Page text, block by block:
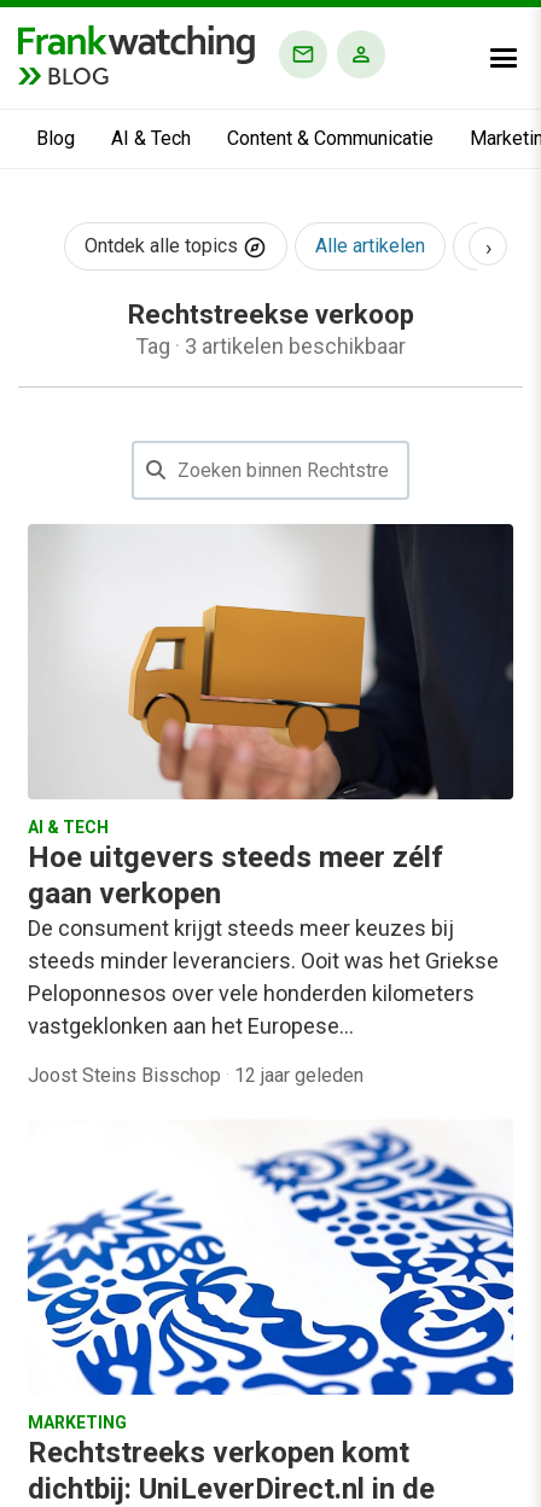
BLOG
Blog AI & Tech Content & Communicatie
Ontdek alle topics Alle artikelen AI &
›
Rechtstreekse verkoop
Tag · 3 artikelen beschikbaar
AI & TECH
Hoe uitgevers steeds meer zélf
gaan verkopen
De consument krijgt steeds meer keuzes bij
steeds minder leveranciers. Ooit was het Griekse
Peloponnesos over vele honderden kilometers
vastgeklonken aan het Europese…
Joost Steins Bisschop · 12 jaar geleden
MARKETING
Rechtstreeks verkopen komt
dichtbij: UniLeverDirect.nl in de